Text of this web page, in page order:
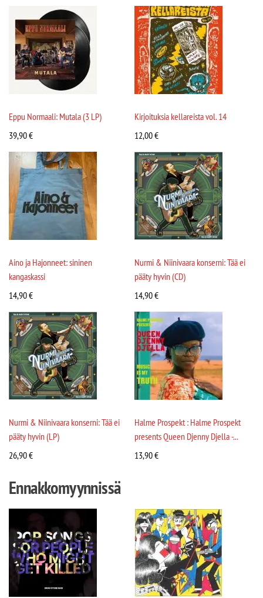
Eppu Normaali: Mutala (3 LP)
39,90€
Kirjoituksia kellareista vol. 14
12,00€
Aino ja Hajonneet: sininen
kangaskassi
14,90€
Nurmi & Niinivaara konserni: Tää ei
pääty hyvin (CD)
14,90€
Nurmi & Niinivaara konserni: Tää ei
pääty hyvin (LP)
26,90€
Halme Prospekt : Halme Prospekt
presents Queen Djenny Djella -...
13,90€
Ennakkomyynnissä